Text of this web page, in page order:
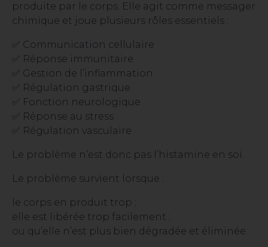
produite par le corps. Elle agit comme messager
chimique et joue plusieurs rôles essentiels :
✅ Communication cellulaire
✅ Réponse immunitaire
✅ Gestion de l’inflammation
✅ Régulation gastrique
✅ Fonction neurologique
✅ Réponse au stress
✅ Régulation vasculaire
Le problème n’est donc pas l’histamine en soi.
Le problème survient lorsque :
le corps en produit trop ;
elle est libérée trop facilement ;
ou qu’elle n’est plus bien dégradée et éliminée.